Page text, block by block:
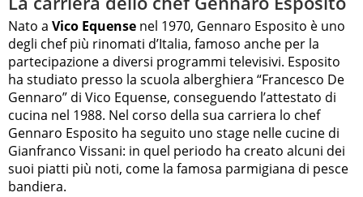
Nato a Vico Equense nel 1970, Gennaro Esposito è uno
degli chef più rinomati d’Italia, famoso anche per la
partecipazione a diversi programmi televisivi. Esposito
ha studiato presso la scuola alberghiera “Francesco De
Gennaro” di Vico Equense, conseguendo l’attestato di
cucina nel 1988. Nel corso della sua carriera lo chef
Gennaro Esposito ha seguito uno stage nelle cucine di
Gianfranco Vissani: in quel periodo ha creato alcuni dei
suoi piatti più noti, come la famosa parmigiana di pesce
bandiera.